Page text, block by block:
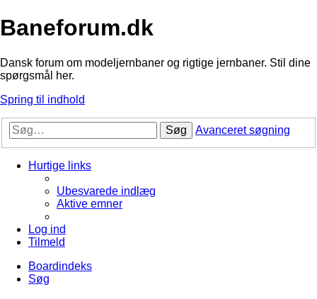
Baneforum.dk
Dansk forum om modeljernbaner og rigtige jernbaner. Stil dine
spørgsmål her.
Spring til indhold
Søg Avanceret søgning
Hurtige links
Ubesvarede indlæg
Aktive emner
Log ind
Tilmeld
Boardindeks
Søg